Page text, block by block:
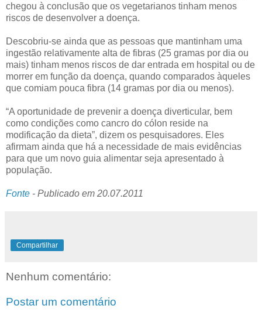
chegou à conclusão que os vegetarianos tinham menos
riscos de desenvolver a doença.
Descobriu-se ainda que as pessoas que mantinham uma
ingestão relativamente alta de fibras (25 gramas por dia ou
mais) tinham menos riscos de dar entrada em hospital ou de
morrer em função da doença, quando comparados àqueles
que comiam pouca fibra (14 gramas por dia ou menos).
“A oportunidade de prevenir a doença diverticular, bem
como condições como cancro do cólon reside na
modificação da dieta”, dizem os pesquisadores. Eles
afirmam ainda que há a necessidade de mais evidências
para que um novo guia alimentar seja apresentado à
população.
Fonte - Publicado em 20.07.2011
Compartilhar
Nenhum comentário:
Postar um comentário